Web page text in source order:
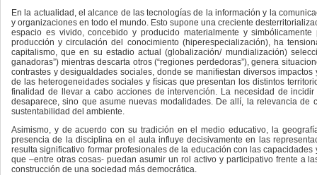
En la actualidad, el alcance de las tecnologías de la información y la
y organizaciones en todo el mundo. Esto supone una creciente
espacio es vivido, concebido y producido materialmente y
producción y circulación del conocimiento (hiperespecialización), ha
capitalismo, que en su estadio actual (globalización/ mundialización)
ganadoras”) mientras descarta otros (“regiones perdedoras”), genera
contrastes y desigualdades sociales, donde se manifiestan diversos
de las heterogeneidades sociales y físicas que presentan los distintos
finalidad de llevar a cabo acciones de intervención. La necesidad de
desaparece, sino que asume nuevas modalidades. De allí, la relevancia
sustentabilidad del ambiente.
Asimismo, y de acuerdo con su tradición en el medio educativo, la
presencia de la disciplina en el aula influye decisivamente en las
resulta significativo formar profesionales de la educación con las
que –entre otras cosas- puedan asumir un rol activo y participativo frente a
construcción de una sociedad más democrática.